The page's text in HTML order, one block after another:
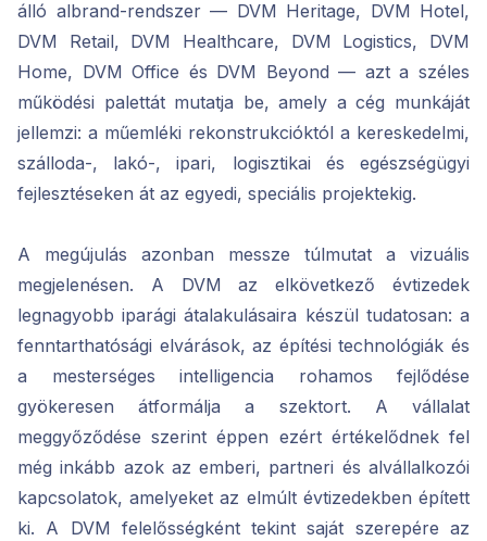
álló albrand-rendszer — DVM Heritage, DVM Hotel,
DVM Retail, DVM Healthcare, DVM Logistics, DVM
Home, DVM Office és DVM Beyond — azt a széles
működési palettát mutatja be, amely a cég munkáját
jellemzi: a műemléki rekonstrukcióktól a kereskedelmi,
szálloda-, lakó-, ipari, logisztikai és egészségügyi
fejlesztéseken át az egyedi, speciális projektekig.
A megújulás azonban messze túlmutat a vizuális
megjelenésen. A DVM az elkövetkező évtizedek
legnagyobb iparági átalakulásaira készül tudatosan: a
fenntarthatósági elvárások, az építési technológiák és
a mesterséges intelligencia rohamos fejlődése
gyökeresen átformálja a szektort. A vállalat
meggyőződése szerint éppen ezért értékelődnek fel
még inkább azok az emberi, partneri és alvállalkozói
kapcsolatok, amelyeket az elmúlt évtizedekben épített
ki. A DVM felelősségként tekint saját szerepére az